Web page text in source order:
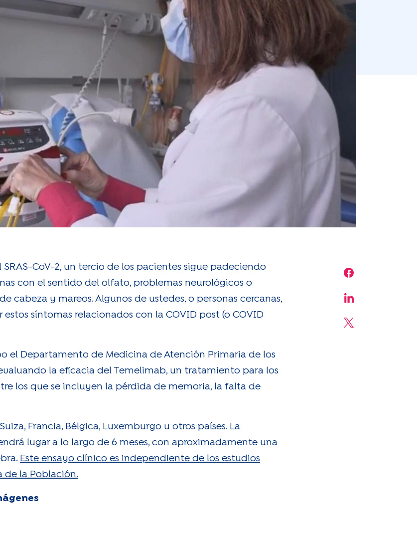
Share on
Share on
Share on X
CoV-2, un tercio de los pacientes sigue padeciendo
con el sentido del olfato, problemas neurológicos o
cabeza y mareos. Algunos de ustedes, o personas cercanas,
síntomas relacionados con la COVID post (o COVID
el Departamento de Medicina de Atención Primaria de los
la eficacia del Temelimab, un tratamiento para los
los que se incluyen la pérdida de memoria, la falta de
Francia, Bélgica, Luxemburgo u otros países. La
lugar a lo largo de 6 meses, con aproximadamente una
Este ensayo clínico es independiente de los estudios
de la Población.